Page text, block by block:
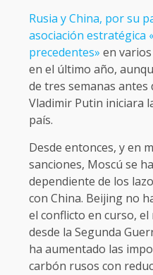
Rusia y China, por su
asociación estratégica
precedentes» en
en el último año,
de tres semanas antes
Vladimir Putin iniciara
país.
Desde entonces, y en
sanciones, Moscú se
dependiente de los
con China. Beijing no
el conflicto en curso,
desde la Segunda
ha aumentado las
carbón rusos con